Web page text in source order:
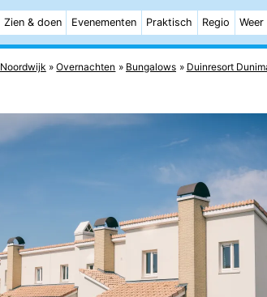
Zien & doen Evenementen Praktisch Regio Weer
Noordwijk Overnachten Bungalows Duinresort